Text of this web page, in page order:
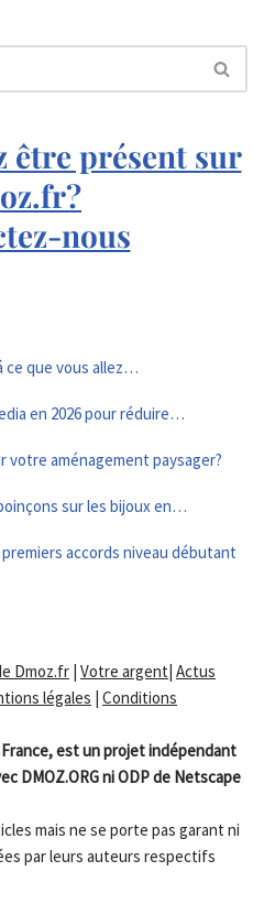
être présent sur
nous
ce que vous allez…
en 2026 pour réduire…
votre aménagement paysager?
sur les bijoux en…
accords niveau débutant
Dmoz.fr | Votre argent| Actus
légales | Conditions
est un projet indépendant
DMOZ.ORG ni ODP de Netscape
mais ne se porte pas garant ni
par leurs auteurs respectifs